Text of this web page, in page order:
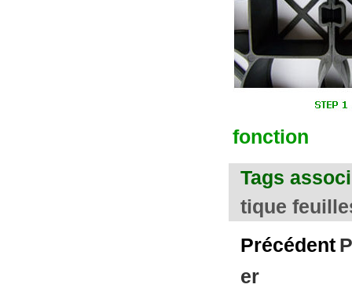
fonction
Tags
tique
Précédent
er